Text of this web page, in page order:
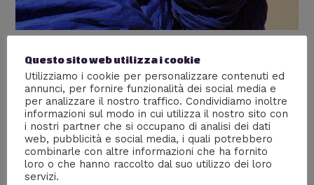
La Caduta del Leone
Lascia un commento /Culture,Storia/ DiProf Carbone
Osserva lo splendore del potentissimo califatto
Rashidun, guidato dalle sagge parole del Profeta
Questo sito web utilizza i cookie
Utilizziamo i cookie per personalizzare contenuti ed
annunci, per fornire funzionalità dei social media e
per analizzare il nostro traffico. Condividiamo inoltre
informazioni sul modo in cui utilizza il nostro sito con
i nostri partner che si occupano di analisi dei dati
web, pubblicità e social media, i quali potrebbero
combinarle con altre informazioni che ha fornito
loro o che hanno raccolto dal suo utilizzo dei loro
servizi.